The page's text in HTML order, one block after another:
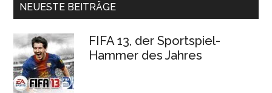
NEUESTE BEITRÄGE
FIFA 13, der Sportspiel-
Hammer des Jahres